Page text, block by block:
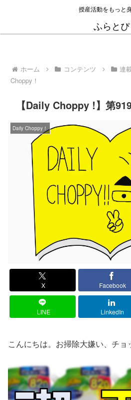
授産活動をもっと
ふらとぴ
ホーム コンテンツ 連
Choppy！
【Daily Choppy !】第
Daily Choppy！
X Facebook
LINE LinkedIn
こんにちは。お掃除大嫌い、チョ